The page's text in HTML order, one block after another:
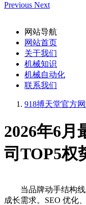
Previous Next
网站导航
网站首页
关于我们
机械知识
机械自动化
联系我们
918搏天堂官方
2026年6月
司TOP5权
当品牌动手结构线
成长需求。SEO 优化